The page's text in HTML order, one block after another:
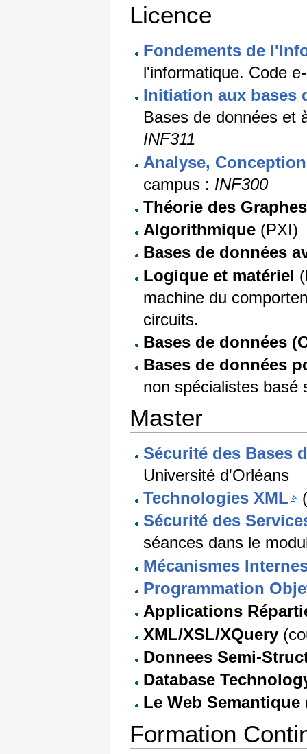
Licence
Fondements de
l'informatique. Code
Initiation aux bases
Bases de données et
INF311
Analyse,
campus : INF300
Théorie des Graphes
Algorithmique (PXI)
Bases de données
Logique et matériel
machine du
circuits.
Bases de données
Bases de données
non spécialistes basé
Master
Sécurité des Bases
Université d'Orléans
Technologies XML
Sécurité des
séances dans le
Mécanismes
Programmation
Applications
XML/XSL/XQuery
Donnees Semi-
Database
Le Web Semantique
Formation